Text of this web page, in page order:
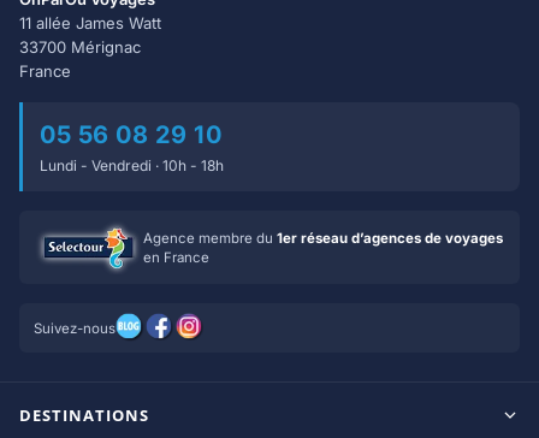
11 allée James Watt
33700 Mérignac
France
05 56 08 29 10
Lundi - Vendredi · 10h - 18h
Agence membre du 1er réseau d’agences de voyages
en France
Suivez-nous
DESTINATIONS